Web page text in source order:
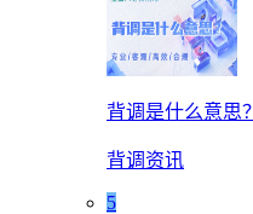
背调是什么意思？
背调资讯
5